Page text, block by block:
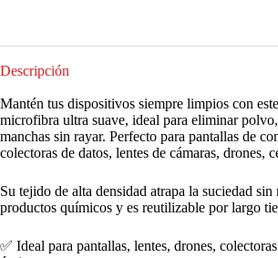
Descripción
Mantén tus dispositivos siempre limpios con
microfibra ultra suave, ideal para eliminar
manchas sin rayar. Perfecto para pantallas de
colectoras de datos, lentes de cámaras, drones,
Su tejido de alta densidad atrapa la suciedad sin
productos químicos y es reutilizable por largo
✅ Ideal para pantallas, lentes, drones,